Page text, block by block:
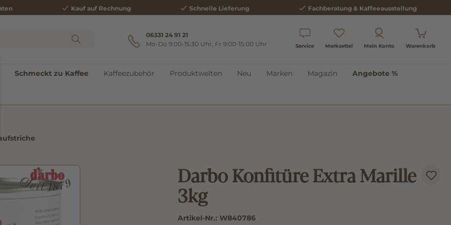
Kauf auf Rechnung Schnelle Lieferung Fachberatung & Kaffeeausstellung
06331 24 91 21
Mo-Do 9:00-15:30 Uhr, Fr 9:00-15:00 Uhr
Service Merkzettel Mein Konto Warenkorb
Schmeckt zu Kaffee Kaffeezubehör Produktwelten Neu Marken Magazin Angebote %
Darbo Konfitüre Extra Marille
3kg
Artikel-Nr.: W840786